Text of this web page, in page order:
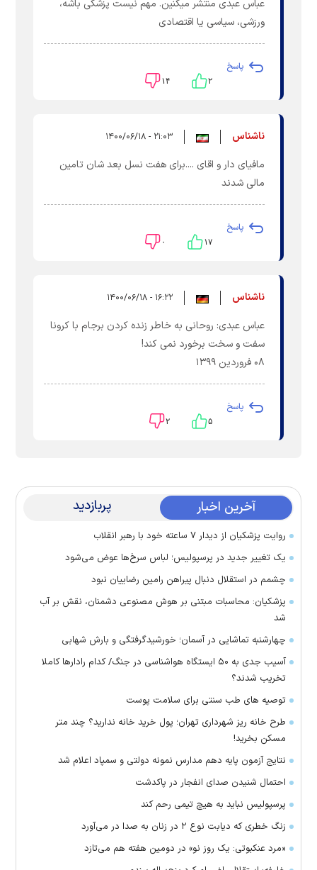
عباس عبدی منتشر میکنین. مهم نیست پزشکی باشه،
ورزشی، سیاسی یا اقتصادی
پاسخ
۲ ۱۴
ناشناس ۲۱:۰۳ - ۱۴۰۰/۰۶/۱۸
مافیای دار و اقای ....برای هفت نسل بعد شان تامین
مالی شدند
پاسخ
۱۷ ۰
ناشناس ۱۶:۲۲ - ۱۴۰۰/۰۶/۱۸
عباس عبدی: روحانی به خاطر زنده کردن برجام با کرونا
سفت و سخت برخورد نمی کند!
۰۸ فروردين ۱۳۹۹
پاسخ
۵ ۲
آخرین اخبار پربازدید
روایت پزشکیان از دیدار ۷ ساعته خود با رهبر انقلاب
یک تغییر جدید در پرسپولیس؛ لباس سرخ‌ها عوض می‌شود
چشمم در استقلال دنبال پیراهن رامین رضاییان نبود
پزشکیان: محاسبات مبتنی بر هوش مصنوعی دشمنان، نقش بر آب
شد
چهارشنبه تماشایی در آسمان؛ خورشیدگرفتگی و بارش شهابی
آسیب جدی به ۵۰ ایستگاه هواشناسی در جنگ/ کدام رادار‌ها کاملا
تخریب شدند؟
توصیه های طب سنتی برای سلامت پوست
طرح خانه ریز شهرداری تهران؛ پول خرید خانه ندارید؟ چند متر
مسکن بخرید!
نتایج آزمون پایه دهم مدارس نمونه دولتی و سمپاد اعلام شد
احتمال شنیدن صدای انفجار در پاکدشت
پرسپولیس نباید به هیچ تیمی رحم کند
زنگ خطری که دیابت نوع ۲ در زنان به صدا در می‌آورد
«مرد عنکبوتی: یک روز نو» در دومین هفته هم می‌تازد